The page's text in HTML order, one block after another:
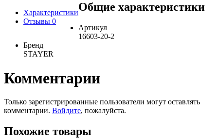
Характеристики
Отзывы 0
Общие характеристики
Артикул
16603-20-2
Бренд
STAYER
Комментарии
Только зарегистрированные пользователи могут оставлять
комментарии. Войдите, пожалуйста.
Похожие товары